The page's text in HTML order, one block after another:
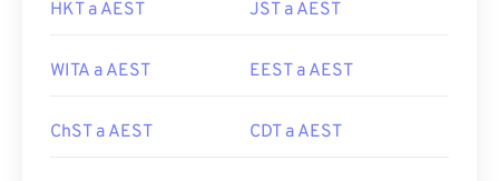
HKT a AEST JST a AEST
WITA a AEST EEST a AEST
ChST a AEST CDT a AEST